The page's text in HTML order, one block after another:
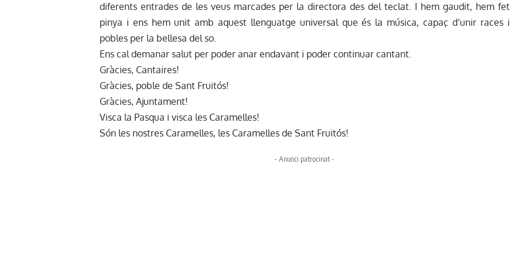
diferents entrades de les veus marcades per la directora des del teclat. I hem gaudit, hem fet
pinya i ens hem unit amb aquest llenguatge universal que és la música, capaç d’unir races i
pobles per la bellesa del so.
Ens cal demanar salut per poder anar endavant i poder continuar cantant.
Gràcies, Cantaires!
Gràcies, poble de Sant Fruitós!
Gràcies, Ajuntament!
Visca la Pasqua i visca les Caramelles!
Són les nostres Caramelles, les Caramelles de Sant Fruitós!
- Anunci patrocinat -